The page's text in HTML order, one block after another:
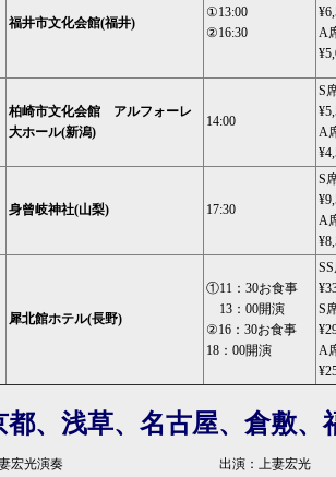
福井市文化会館(福井)
①13:00
②16:30
A
柏崎市文化会館 アルフォーレ
大ホール(新潟)
14:00
S
A
身曾岐神社(山梨) 17:30
S
A
犀北館ホテル(長野)
①11：30お食事
13：00開演
②16：30お食事
18：00開演
S
A
都、浅草、名古屋、倉敷、
宏光演奏
出演：上妻宏光